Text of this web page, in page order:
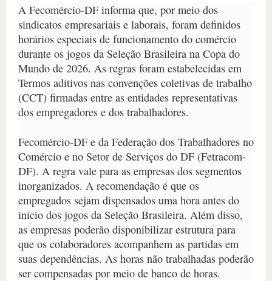
A Fecomércio-DF informa que, por meio dos
sindicatos empresariais e laborais, foram definidos
horários especiais de funcionamento do comércio
durante os jogos da Seleção Brasileira na Copa do
Mundo de 2026. As regras foram estabelecidas em
Termos aditivos nas convenções coletivas de trabalho
(CCT) firmadas entre as entidades representativas
dos empregadores e dos trabalhadores.
Fecomércio-DF e da Federação dos Trabalhadores no
Comércio e no Setor de Serviços do DF (Fetracom-
DF). A regra vale para as empresas dos segmentos
inorganizados. A recomendação é que os
empregados sejam dispensados uma hora antes do
início dos jogos da Seleção Brasileira. Além disso,
as empresas poderão disponibilizar estrutura para
que os colaboradores acompanhem as partidas em
suas dependências. As horas não trabalhadas poderão
ser compensadas por meio de banco de horas.